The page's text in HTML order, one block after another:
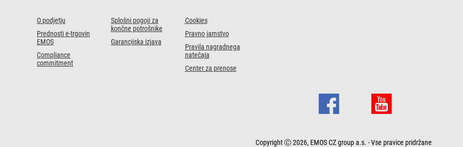
O podjetju
Prednosti e-trgovin
EMOS
Compliance
commitment
Splošni pogoji za
končne potrošnike
Garancijska izjava
Cookies
Pravno jamstvo
Pravila nagradnega
natečaja
Center za prenose
Copyright Ⓒ 2026, EMOS CZ group a.s. - Vse pravice pridržane